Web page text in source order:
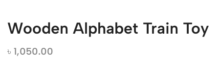
Wooden Alphabet Train Toy
৳ 1,050.00